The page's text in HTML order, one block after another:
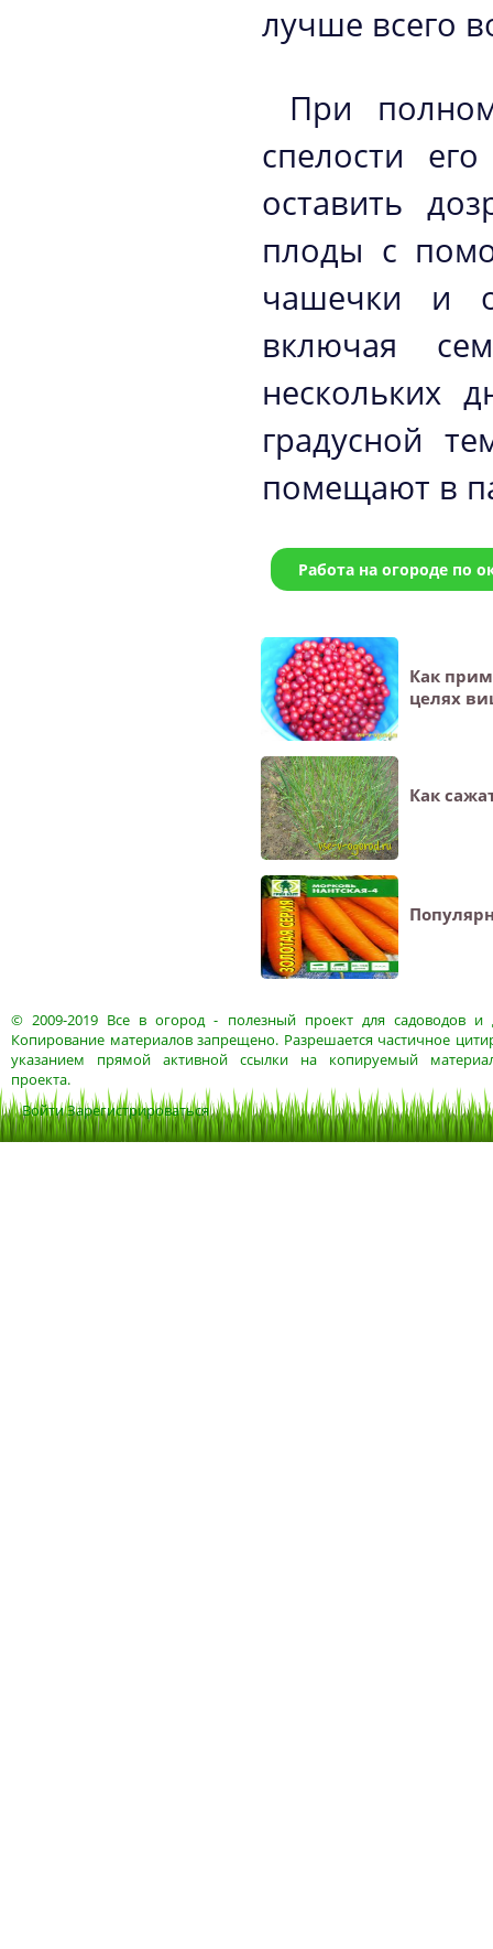
лучше всего
При
спелости
оставить
плоды с
чашечки и
включая
нескольких
градусной
помещают в
Работа на огороде по
Как
целях
Как
© 2009-2019 Все в огород- полезный проект для садоводов и
Копирование материалов запрещено. Разрешается частичное
указанием прямой активной ссылки на копируемый
проекта.
ВойтиЗарегистрироваться